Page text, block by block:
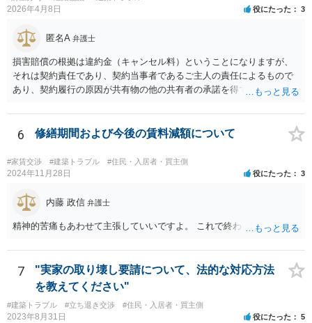
弁護士によって考え方が異なるかもしれませんが、資料の一部を相手
にとって不利な事実が隠されているという推認を働かせることに繋が
グ等することはありますが、それは手続戦略とは別の問題です）。 裁
判所は公平な第三者であり、調停委員会に与える心証も考慮する必要
があります。手続を有利に進めたいのであれば、証拠の出し方より
回提出を予定している資料がどのようなものであるのか、争点とどの
て具体的なに採るべき手段は変わってくるため、上記はあくまで個別
事情を踏まえない一般論としてご理解いただき、本件でどのように対
ます。
2026年4月8日 役にたった 3
匿名A 弁護士
損害賠償の根拠は違約金（キャンセル料）ということになりますが、
それは契約責任であり、契約当事者であるご主人の責任によるもので
あり、契約履行の原因が共有物の他の共有者の承諾を得ていなかった
るべきものであり、奥さんが負担すべき債務ではありません。つまり
奥さんにメンテナンス工事契約を承諾しなければならない義務はあり
をお薦めします。
6 修繕期間および今後の賃料減額について
#家賃交渉 #建築トラブル #住民・入居者・買主側
2024年11月28日 役にたった 3
内藤 政信 弁護士
精神的苦痛もあわせて主張していいですよ。 これで終わります。
7
"実家の取り壊し要請について、法的な対応方法
を教えてください"
#建築トラブル #立ち退き交渉 #住民・入居者・買主側
2023年8月31日 役にたった 5